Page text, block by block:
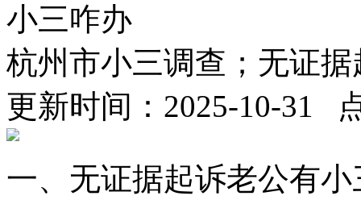
小三咋办
杭州市小三调查；无证
更新时间：2025-10-31
一、无证据起诉老公有小